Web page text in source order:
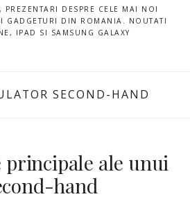
DESPRE CELE MAI NOI
GADGETURI DIN ROMANIA. NOUTATI
IPAD SI SAMSUNG GALAXY
SECOND-HAND
principale ale unui
hand